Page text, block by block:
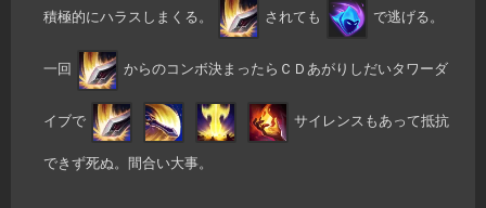
積極的にハラスしまくる。 されても で逃げる。
一回 からのコンボ決まったらＣＤあがりしだいタワーダ
イブで サイレンスもあって抵抗
できず死ぬ。間合い大事。